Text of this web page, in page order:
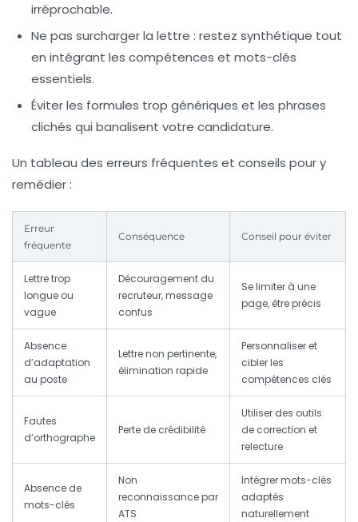
irréprochable.
Ne pas surcharger la lettre : restez synthétique tout
en intégrant les compétences et mots-clés
essentiels.
Éviter les formules trop génériques et les phrases
clichés qui banalisent votre candidature.
Un tableau des erreurs fréquentes et conseils pour y
remédier :
Erreur
fréquente
Conséquence Conseil pour éviter
Lettre trop
longue ou
vague
Découragement du
recruteur, message
confus
Se limiter à une
page, être précis
Absence
d’adaptation
au poste
Lettre non pertinente,
élimination rapide
Personnaliser et
cibler les
compétences clés
Fautes
d’orthographe
Perte de crédibilité
Utiliser des outils
de correction et
relecture
Absence de
mots-clés
Non
reconnaissance par
ATS
Intégrer mots-clés
adaptés
naturellement